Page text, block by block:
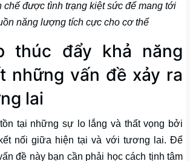
chế được tình trạng kiệt sức để mang tới
năng lượng tích cực cho cơ thể
thúc đẩy khả năng
những vấn đề xảy ra
lai
tại những sự lo lắng và thất vọng bởi
nối giữa hiện tại và với tương lai. Để
đề này bạn cần phải học cách tịnh tâm